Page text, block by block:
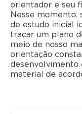
orientador e seu
Nesse
de estudo inicial
traçar um plano
meio de nosso
orientação
desenvolvimento
material de